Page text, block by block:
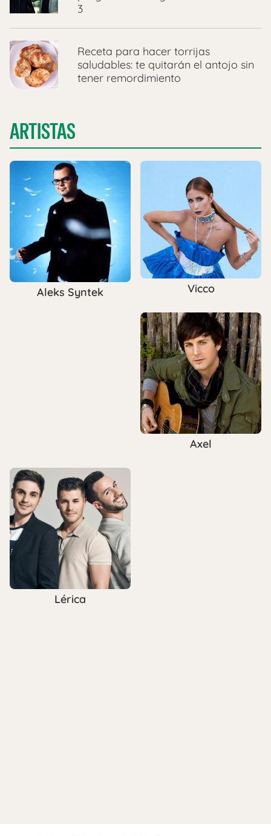
3
Receta para hacer torrijas
saludables: te quitarán el antojo sin
tener remordimiento
ARTISTAS
Aleks Syntek Vicco
Axel
Lérica